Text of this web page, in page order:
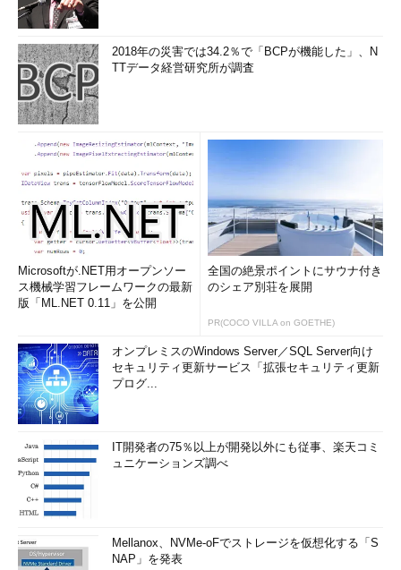
2018年の災害では34.2％で「BCPが機能した」、N
TTデータ経営研究所が調査
Microsoftが.NET用オープンソー
ス機械学習フレームワークの最新
版「ML.NET 0.11」を公開
全国の絶景ポイントにサウナ付き
のシェア別荘を展開
PR(COCO VILLA on GOETHE)
オンプレミスのWindows Server／SQL Server向け
セキュリティ更新サービス「拡張セキュリティ更新
プログ...
IT開発者の75％以上が開発以外にも従事、楽天コミ
ュニケーションズ調べ
Mellanox、NVMe-oFでストレージを仮想化する「S
NAP」を発表